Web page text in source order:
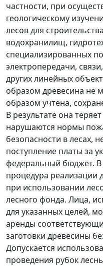
частности, при
геологическому
лесов для
водохранилищ,
специализированных
электропередачи,
других линейных
образом древесина не
образом учтена,
В результате она
нарушаются нормы
безопасности в лесах,
поступление платы за
федеральный бюджет. В
процедура реализации
при использовании
лесного фонда. Лица,
для указанных целей,
аренды
заготовки древесины
Допускается
проведения рубок